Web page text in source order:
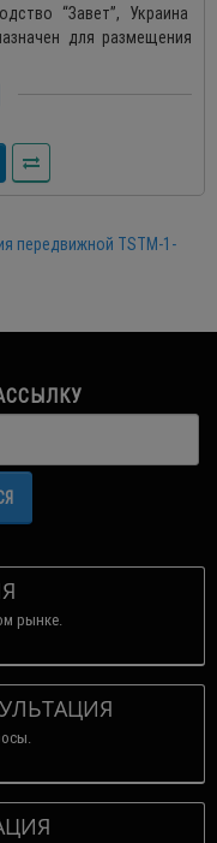
“Завет”, Украина
для размещения
передвижной TSTM-1-
рынке.